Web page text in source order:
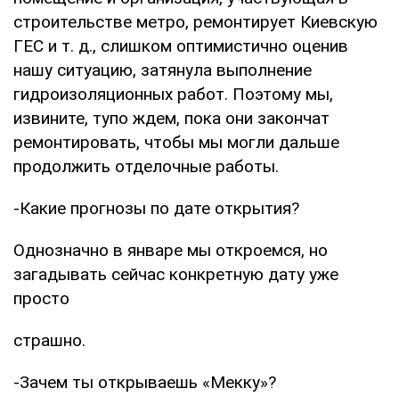
строительстве метро, ремонтирует Киевскую
ГЕС и т. д., слишком оптимистично оценив
нашу ситуацию, затянула выполнение
гидроизоляционных работ. Поэтому мы,
извините, тупо ждем, пока они закончат
ремонтировать, чтобы мы могли дальше
продолжить отделочные работы.
-Какие прогнозы по дате открытия?
Однозначно в январе мы откроемся, но
загадывать сейчас конкретную дату уже
просто
страшно.
-Зачем ты открываешь «Мекку»?